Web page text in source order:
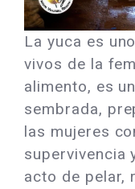
La yuca es
vivos de la
alimento, es
sembrada,
las mujeres
supervivencia
acto de pelar,